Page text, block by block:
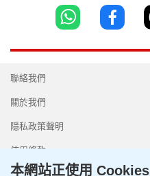
聯絡我們
關於我們
隱私政策聲明
使用條款
本網站正使用 Cookies